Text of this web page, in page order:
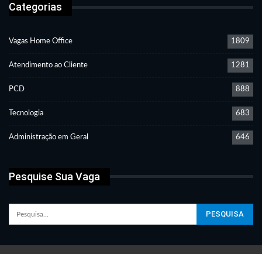
Categorias
Vagas Home Office 1809
Atendimento ao Cliente 1281
PCD 888
Tecnologia 683
Administração em Geral 646
Pesquise Sua Vaga